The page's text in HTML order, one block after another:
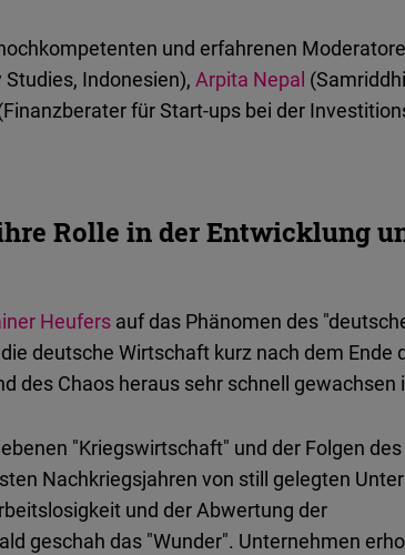
und erfahrenen
Indonesien), Arpita Nepal (Samriddhi
für Start-ups bei der
Rolle in der Entwicklung
Heufers auf das Phänomen des
deutsche Wirtschaft kurz nach dem Ende
des Chaos heraus sehr schnell gewachsen
"Kriegswirtschaft" und der Folgen
Nachkriegsjahren von still gelegten
und der Abwertung der
geschah das "Wunder". Unternehmen